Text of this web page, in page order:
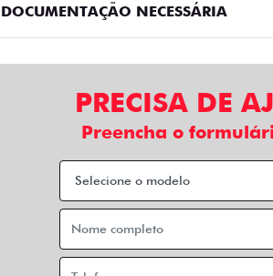
NECESSÁRIA
PRECISA DE
Preencha o